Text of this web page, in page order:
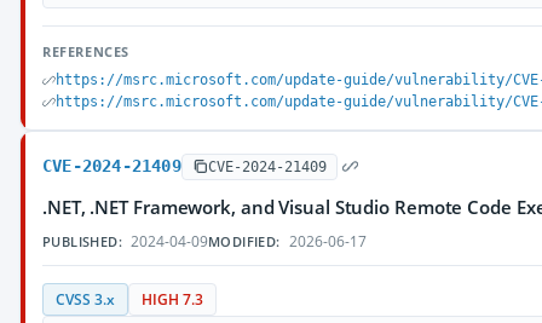
REFERENCES
https://msrc.microsoft.com/update-guide/vulnerability/CVE-
https://msrc.microsoft.com/update-guide/vulnerability/CVE-
CVE-2024-21409 CVE-2024-21409
.NET, .NET Framework, and Visual Studio Remote Code
PUBLISHED: 2024-04-09MODIFIED: 2026-06-17
CVSS 3.x HIGH 7.3